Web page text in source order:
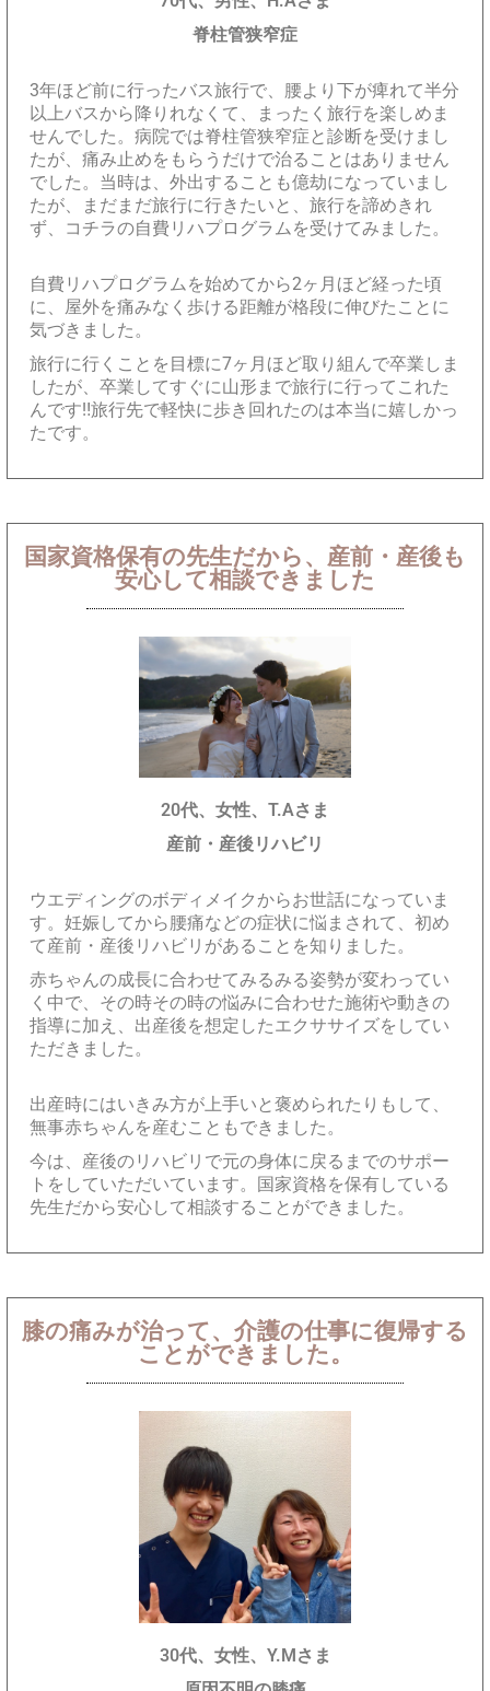
脊柱管狭窄症
3年ほど前に行ったバス旅行で、腰より下が痺れて半分
以上バスから降りれなくて、まったく旅行を楽しめま
せんでした。病院では脊柱管狭窄症と診断を受けまし
たが、痛み止めをもらうだけで治ることはありません
でした。当時は、外出することも億劫になっていまし
たが、まだまだ旅行に行きたいと、旅行を諦めきれ
ず、コチラの自費リハプログラムを受けてみました。
自費リハプログラムを始めてから2ヶ月ほど経った頃
に、屋外を痛みなく歩ける距離が格段に伸びたことに
気づきました。
旅行に行くことを目標に7ヶ月ほど取り組んで卒業しま
したが、卒業してすぐに山形まで旅行に行ってこれた
んです‼︎旅行先で軽快に歩き回れたのは本当に嬉しかっ
たです。
国家資格保有の先生だから、産前・産後も
安心して相談できました
20代、女性、T.Aさま
産前・産後リハビリ
ウエディングのボディメイクからお世話になっていま
す。妊娠してから腰痛などの症状に悩まされて、初め
て産前・産後リハビリがあることを知りました。
赤ちゃんの成長に合わせてみるみる姿勢が変わってい
く中で、その時その時の悩みに合わせた施術や動きの
指導に加え、出産後を想定したエクササイズをしてい
ただきました。
出産時にはいきみ方が上手いと褒められたりもして、
無事赤ちゃんを産むこともできました。
今は、産後のリハビリで元の身体に戻るまでのサポー
トをしていただいています。国家資格を保有している
先生だから安心して相談することができました。
膝の痛みが治って、介護の仕事に復帰する
ことができました。
30代、女性、Y.Mさま